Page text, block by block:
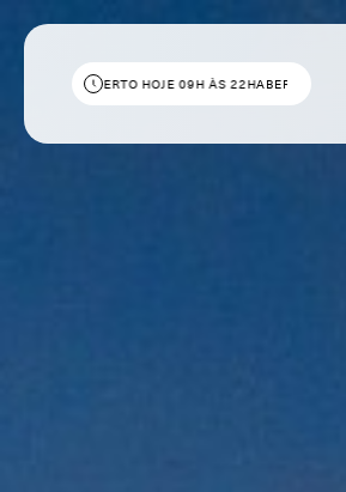
ABERTO HOJE 09H ÀS 22HABERTO HOJE 09H ÀS 22H